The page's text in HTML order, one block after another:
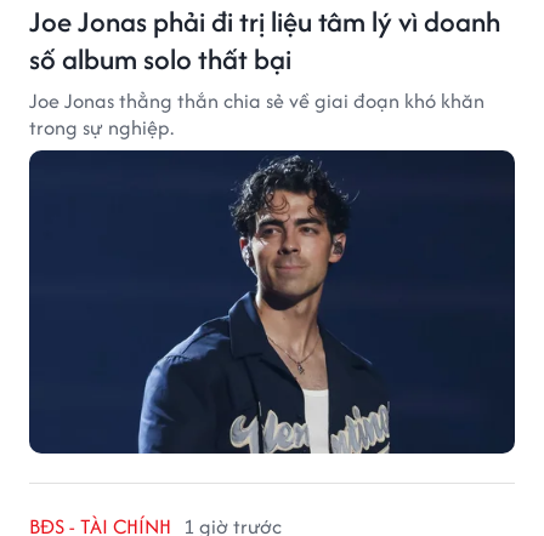
Joe Jonas phải đi trị liệu tâm lý vì doanh
số album solo thất bại
Joe Jonas thẳng thắn chia sẻ về giai đoạn khó khăn
trong sự nghiệp.
BĐS - TÀI CHÍNH 1 giờ trước